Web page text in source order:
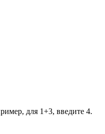
для 1+3, введите 4.